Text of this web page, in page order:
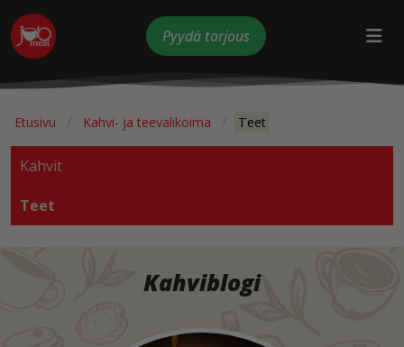
Pyydä tarjous
Etusivu Kahvi- ja teevalikoima Teet
Kahvit
Teet
Kahviblogi